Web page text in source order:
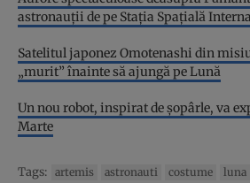
astronauții de pe Stația Spațială
Satelitul japonez Omotenashi din
„murit” înainte să ajungă pe Lună
Un nou robot, inspirat de șopârle, va
Marte
Tags: artemis astronauti costume luna